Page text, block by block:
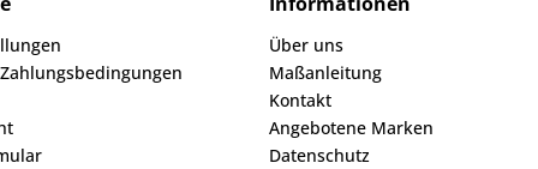
Über uns
Maßanleitung
Kontakt
Angebotene Marken
Datenschutz